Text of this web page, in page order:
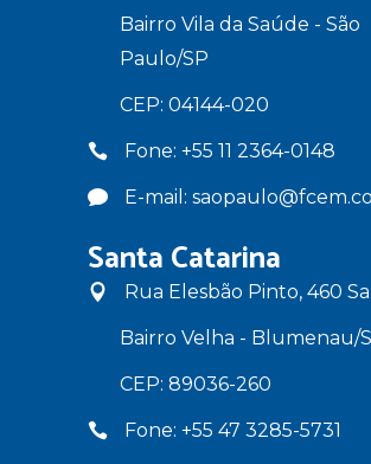
Bairro Vila da Saúde - São
Paulo/SP
CEP: 04144-020
Fone: +55 11 2364-0148
E-mail:
Santa Catarina
Rua Elesbão Pinto, 460
Bairro Velha - Blumenau/
CEP: 89036-260
Fone: +55 47 3285-5731